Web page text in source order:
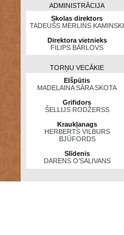
ADMINISTRĀCIJA
Skolas direktors
TADEUŠS MERLINS KAMINSKI
Direktora vietnieks
FILIPS BĀRLOVS
TORŅU VECĀKIE
Elšpūtis
MADELAINA SĀRA SKOTA
Grifidors
ŠELLIJS RODŽERSS
Kraukļanags
HERBERTS VILBURS
BJŪFORDS
Slīdenis
DARENS O’SALIVANS